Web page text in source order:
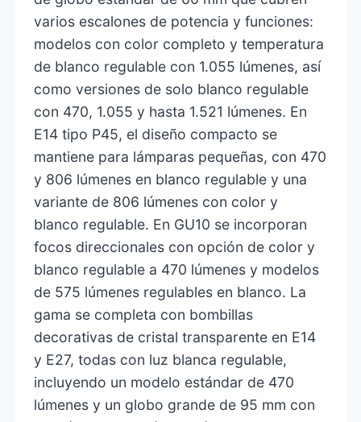
varios escalones de potencia y funciones:
modelos con color completo y temperatura
de blanco regulable con 1.055 lúmenes, así
como versiones de solo blanco regulable
con 470, 1.055 y hasta 1.521 lúmenes. En
E14 tipo P45, el diseño compacto se
mantiene para lámparas pequeñas, con 470
y 806 lúmenes en blanco regulable y una
variante de 806 lúmenes con color y
blanco regulable. En GU10 se incorporan
focos direccionales con opción de color y
blanco regulable a 470 lúmenes y modelos
de 575 lúmenes regulables en blanco. La
gama se completa con bombillas
decorativas de cristal transparente en E14
y E27, todas con luz blanca regulable,
incluyendo un modelo estándar de 470
lúmenes y un globo grande de 95 mm con